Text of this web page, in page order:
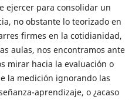
ejercer para consolidar un
no obstante lo teorizado en
firmes en la cotidianidad,
aulas, nos encontramos ante
mirar hacia la evaluación o
la medición ignorando las
aprendizaje, o ¿acaso